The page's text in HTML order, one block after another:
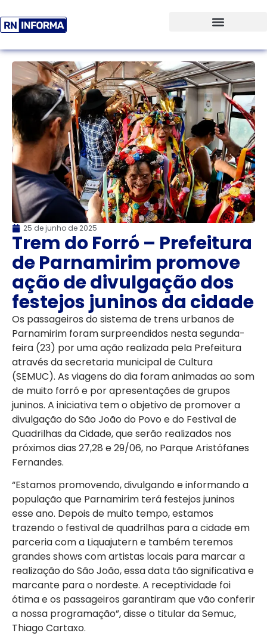
25 de junho de 2025
Trem do Forró – Prefeitura
de Parnamirim promove
ação de divulgação dos
festejos juninos da cidade
Os passageiros do sistema de trens urbanos de
Parnamirim foram surpreendidos nesta segunda-
feira (23) por uma ação realizada pela Prefeitura
através da secretaria municipal de Cultura
(SEMUC). As viagens do dia foram animadas ao som
de muito forró e por apresentações de grupos
juninos. A iniciativa tem o objetivo de promover a
divulgação do São João do Povo e do Festival de
Quadrilhas da Cidade, que serão realizados nos
próximos dias 27,28 e 29/06, no Parque Aristófanes
Fernandes.
“Estamos promovendo, divulgando e informando a
população que Parnamirim terá festejos juninos
esse ano. Depois de muito tempo, estamos
trazendo o festival de quadrilhas para a cidade em
parceria com a Liquajutern e também teremos
grandes shows com artistas locais para marcar a
realização do São João, essa data tão significativa e
marcante para o nordeste. A receptividade foi
ótima e os passageiros garantiram que vão conferir
a nossa programação”, disse o titular da Semuc,
Thiago Cartaxo.